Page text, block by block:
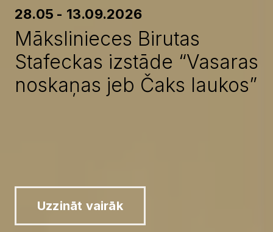
28.05 - 13.09.2026
Mākslinieces Birutas
Stafeckas izstāde “Vasaras
noskaņas jeb Čaks laukos”
Uzzināt vairāk